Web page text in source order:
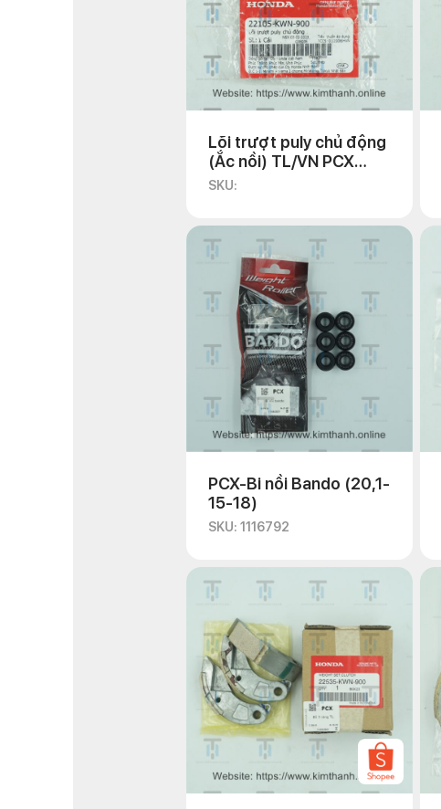
Lõi trượt puly chủ động
(Ắc nồi) TL/VN PCX
2010
SKU:
PCX-Bi nồi Bando (20,1-
15-18)
SKU: 1116792